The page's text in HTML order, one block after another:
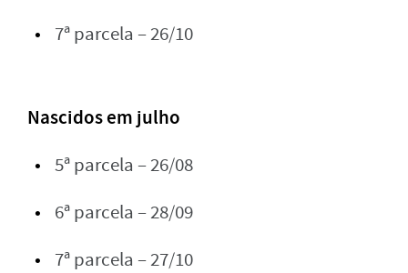
7ª parcela – 26/10
Nascidos em julho
5ª parcela – 26/08
6ª parcela – 28/09
7ª parcela – 27/10